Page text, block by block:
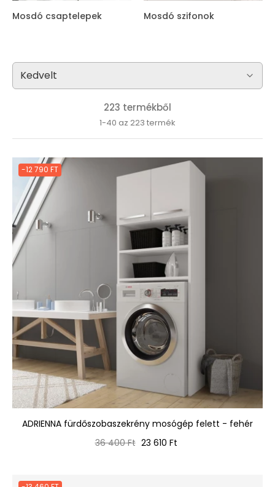
Mosdó csaptelepek Mosdó szifonok
223 termékből
1-40 az 223 termék
-12 790 FT
ADRIENNA fürdőszobaszekrény mosógép felett - fehér
Normál
36 400 Ft Ár
23 610 Ft